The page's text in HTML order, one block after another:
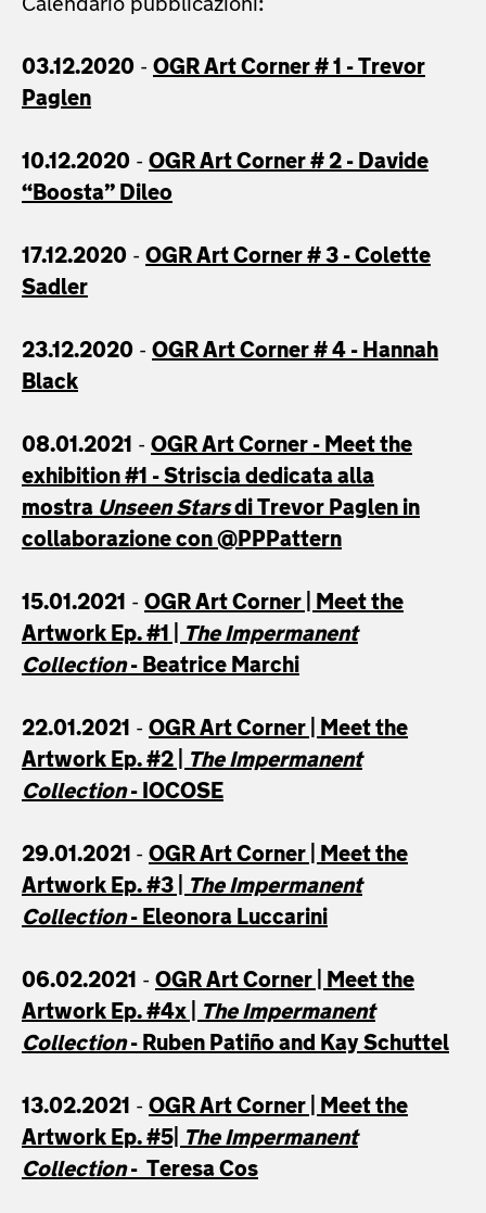
Calendario pubblicazioni:
03.12.2020 - OGR Art Corner # 1 - Trevor
Paglen
10.12.2020 - OGR Art Corner # 2 - Davide
“Boosta” Dileo
17.12.2020 - OGR Art Corner # 3 - Colette
Sadler
23.12.2020 - OGR Art Corner # 4 - Hannah
Black
08.01.2021 - OGR Art Corner - Meet the
exhibition #1 - Striscia dedicata alla
mostra Unseen Starsdi Trevor Paglen in
collaborazione con @PPPattern
15.01.2021 - OGR Art Corner | Meet the
Artwork Ep. #1 |
The Impermanent
Collection- Beatrice Marchi
22.01.2021 - OGR Art Corner | Meet the
Artwork Ep. #2 |
The Impermanent
Collection- IOCOSE
29.01.2021 - OGR Art Corner | Meet the
Artwork Ep. #3 |
The Impermanent
Collection- Eleonora Luccarini
06.02.2021 - OGR Art Corner | Meet the
Artwork Ep. #4x |
The Impermanent
Collection- Ruben Patiño and Kay Schuttel
13.02.2021 - OGR Art Corner | Meet the
Artwork Ep. #5| The Impermanent
Collection- Teresa Cos